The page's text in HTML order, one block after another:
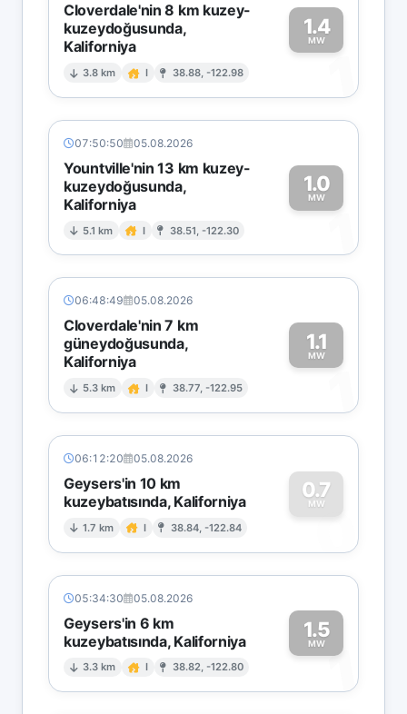
Cloverdale'nin 8 km kuzey-
kuzeydoğusunda,
Kaliforniya
3.8 km I 38.88, -122.98
1.4
MW
1
07:50:50 05.08.2026
Yountville'nin 13 km kuzey-
kuzeydoğusunda,
Kaliforniya
5.1 km I 38.51, -122.30
1.0
MW
1
06:48:49 05.08.2026
Cloverdale'nin 7 km
güneydoğusunda,
Kaliforniya
5.3 km I 38.77, -122.95
1.1
MW
1
06:12:20 05.08.2026
Geysers'in 10 km
kuzeybatısında, Kaliforniya
1.7 km I 38.84, -122.84
0.7
MW
0
05:34:30 05.08.2026
Geysers'in 6 km
kuzeybatısında, Kaliforniya
3.3 km I 38.82, -122.80
1.5
MW1